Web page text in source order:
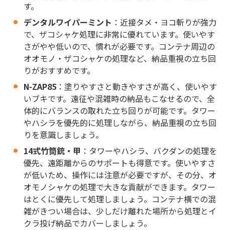
す。
デンタルワイパーミント ：近接タメ・ヨコ斬りが強力
で、ザコシャケ処理に非常に優れています。使いやす
さがやや低いので、慣れが必要です。コンテナ周辺の
オオモノ・ザコシャケの処理など、納品重視の立ち回
りがおすすめです。
N-ZAP85 ：塗りやすさと動きやすさが高く、使いやす
いブキです。遠征や混雑時の納品もこなせるので、全
体的にバランスの取れた立ち回りが可能です。タワー
やハシラを優先的に処理しながら、納品重視の立ち回
りを意識しましょう。
14式竹筒銃・甲 ：タワーやハシラ、バクダンの処理を
優先、遠距離からのサポートも得意です。使いやすさ
が低いため、操作には注意が必要ですが、その分、オ
オモノシャケの処理で大きな貢献ができます。タワー
はとくに優先して処理しましょう。コンテナ横での混
雑がきつい場合は、少しだけ離れた場所から処理とイ
クラ投げ納品でカバーしましょう。